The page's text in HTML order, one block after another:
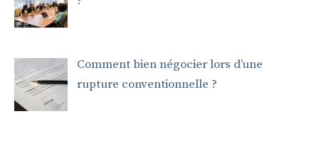
Comment bien négocier lors d’une
rupture conventionnelle ?